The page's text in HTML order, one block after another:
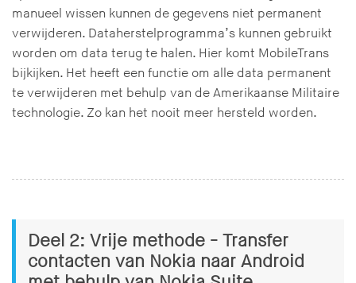
manueel wissen kunnen de gegevens niet permanent
verwijderen. Dataherstelprogramma’s kunnen gebruikt
worden om data terug te halen. Hier komt MobileTrans
bijkijken. Het heeft een functie om alle data permanent
te verwijderen met behulp van de Amerikaanse Militaire
technologie. Zo kan het nooit meer hersteld worden.
Deel 2: Vrije methode - Transfer
contacten van Nokia naar Android